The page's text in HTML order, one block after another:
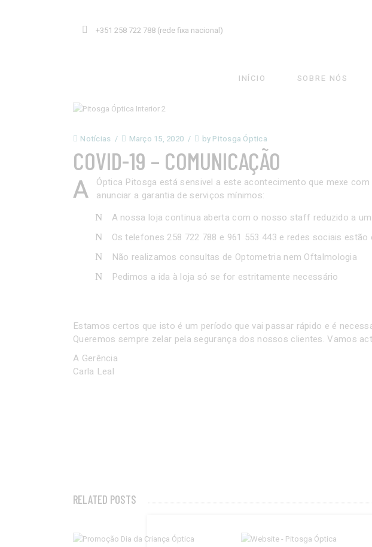
+351 258 722 788 (rede fixa nacional)
INÍCIO SOBRE NÓS
Notícias Março 15, 2020 by Pitosga Óptica
COVID-19 – COMUNICAÇÃO
A
Óptica Pitosga está sensivel a este acontecimento que mexe
anunciar a garantia de serviços mínimos:
A nossa loja continua aberta com o nosso staff reduzido a
Os telefones 258 722 788 e 961 553 443 e redes sociais estão
Não realizamos consultas de Optometria nem Oftalmologia
Pedimos a ida à loja só se for estritamente necessário
Estamos certos que isto é um período que vai passar rápido e é
Queremos sempre zelar pela segurança dos nossos clientes. Vamos
A Gerência
Carla Leal
RELATED POSTS